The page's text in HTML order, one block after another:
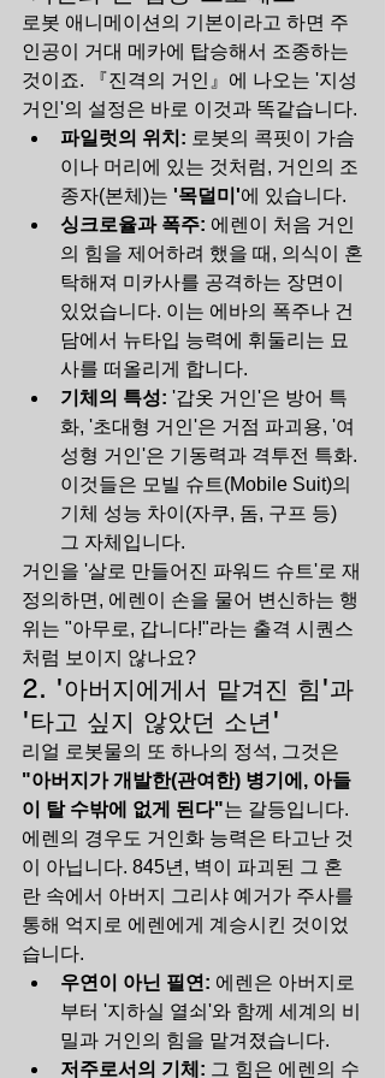
로봇 애니메이션의 기본이라고 하면 주
인공이 거대 메카에 탑승해서 조종하는
것이죠. 『진격의 거인』에 나오는 '지성
거인'의 설정은 바로 이것과 똑같습니다.
파일럿의 위치: 로봇의 콕핏이 가슴
이나 머리에 있는 것처럼, 거인의 조
종자(본체)는 '목덜미'에 있습니다.
싱크로율과 폭주: 에렌이 처음 거인
의 힘을 제어하려 했을 때, 의식이 혼
탁해져 미카사를 공격하는 장면이
있었습니다. 이는 에바의 폭주나 건
담에서 뉴타입 능력에 휘둘리는 묘
사를 떠올리게 합니다.
기체의 특성: '갑옷 거인'은 방어 특
화, '초대형 거인'은 거점 파괴용, '여
성형 거인'은 기동력과 격투전 특화.
이것들은 모빌 슈트(Mobile Suit)의
기체 성능 차이(자쿠, 돔, 구프 등)
그 자체입니다.
거인을 '살로 만들어진 파워드 슈트'로 재
정의하면, 에렌이 손을 물어 변신하는 행
위는 "아무로, 갑니다!"라는 출격 시퀀스
처럼 보이지 않나요?
2. '아버지에게서 맡겨진 힘'과
'타고 싶지 않았던 소년'
리얼 로봇물의 또 하나의 정석, 그것은
"아버지가 개발한(관여한) 병기에, 아들
이 탈 수밖에 없게 된다"는 갈등입니다.
에렌의 경우도 거인화 능력은 타고난 것
이 아닙니다. 845년, 벽이 파괴된 그 혼
란 속에서 아버지 그리샤 예거가 주사를
통해 억지로 에렌에게 계승시킨 것이었
습니다.
우연이 아닌 필연: 에렌은 아버지로
부터 '지하실 열쇠'와 함께 세계의 비
밀과 거인의 힘을 맡겨졌습니다.
저주로서의 기체: 그 힘은 에렌의 수